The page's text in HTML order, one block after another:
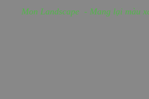
Mon Landscape - Mang lại màu